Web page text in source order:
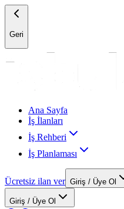
Geri
Ana Sayfa
İş İlanları
İş Rehberi
İş Planlaması
Ücretsiz ilan ver Giriş / Üye Ol
Giriş / Üye Ol